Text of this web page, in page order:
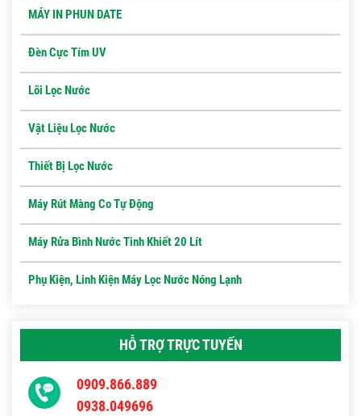
MÁY IN PHUN DATE
Đèn Cực Tím UV
Lõi Lọc Nước
Vật Liệu Lọc Nước
Thiết Bị Lọc Nước
Máy Rút Màng Co Tự Động
Máy Rửa Bình Nước Tinh Khiết 20 Lít
Phụ Kiện, Linh Kiện Máy Lọc Nước Nóng Lạnh
HỖ TRỢ TRỰC TUYẾN
0909.866.889
0938.049696